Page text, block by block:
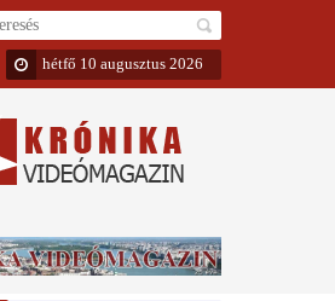
hétfő 10 augusztus 2026